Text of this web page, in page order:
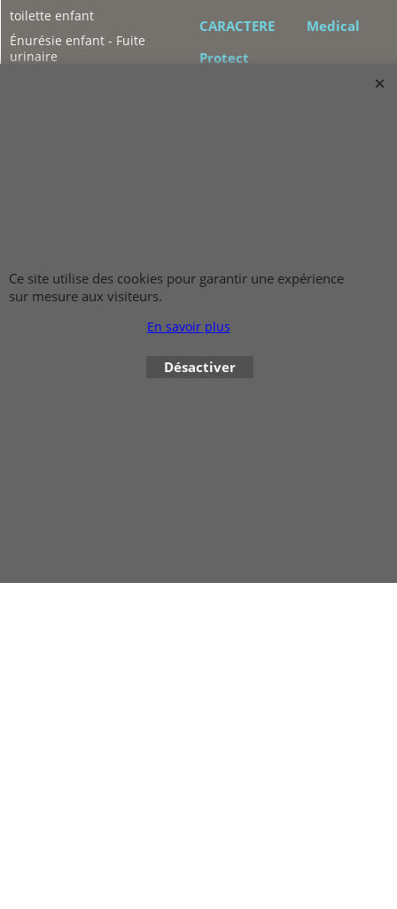
toilette enfant
Énurésie enfant - Fuite
urinaire
CARACTERE Medical
Protect
Ce site utilise des cookies pour garantir une expérience
sur mesure aux visiteurs.
En savoir plus
Désactiver